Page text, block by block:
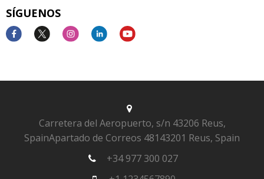
SÍGUENOS
Carretera del Aeropuerto, s/n 43206 Reus,
SpainApartado de Correos 48143201 Reus, Spain
+34 977 300 027